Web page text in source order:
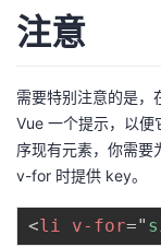
页
开
者
我
的
我
注意
需要特别注意的是，
Vue 一个提示，以便
序现有元素，你需要
v-for 时提供 key。
<li v-for="